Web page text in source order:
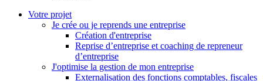
Votre projet
Je crée ou je reprends une entreprise
Création d'entreprise
Reprise d’entreprise et coaching de repreneur
d’entreprise
J'optimise la gestion de mon entreprise
Externalisation des fonctions comptables, fiscales